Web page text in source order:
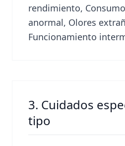
rendimiento,
anormal, Olores
Funcionamiento
3. Cuidados
tipo